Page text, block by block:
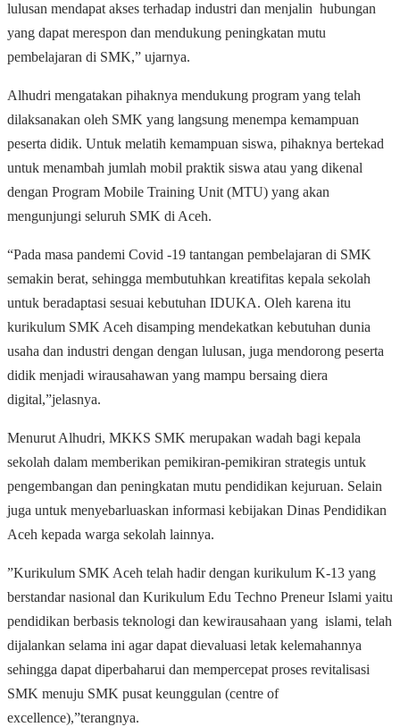
lulusan mendapat akses terhadap industri dan menjalin hubungan
yang dapat merespon dan mendukung peningkatan mutu
pembelajaran di SMK,” ujarnya.
Alhudri mengatakan pihaknya mendukung program yang telah
dilaksanakan oleh SMK yang langsung menempa kemampuan
peserta didik. Untuk melatih kemampuan siswa, pihaknya bertekad
untuk menambah jumlah mobil praktik siswa atau yang dikenal
dengan Program Mobile Training Unit (MTU) yang akan
mengunjungi seluruh SMK di Aceh.
“Pada masa pandemi Covid -19 tantangan pembelajaran di SMK
semakin berat, sehingga membutuhkan kreatifitas kepala sekolah
untuk beradaptasi sesuai kebutuhan IDUKA. Oleh karena itu
kurikulum SMK Aceh disamping mendekatkan kebutuhan dunia
usaha dan industri dengan dengan lulusan, juga mendorong peserta
didik menjadi wirausahawan yang mampu bersaing diera
digital,”jelasnya.
Menurut Alhudri, MKKS SMK merupakan wadah bagi kepala
sekolah dalam memberikan pemikiran-pemikiran strategis untuk
pengembangan dan peningkatan mutu pendidikan kejuruan. Selain
juga untuk menyebarluaskan informasi kebijakan Dinas Pendidikan
Aceh kepada warga sekolah lainnya.
”Kurikulum SMK Aceh telah hadir dengan kurikulum K-13 yang
berstandar nasional dan Kurikulum Edu Techno Preneur Islami yaitu
pendidikan berbasis teknologi dan kewirausahaan yang islami, telah
dijalankan selama ini agar dapat dievaluasi letak kelemahannya
sehingga dapat diperbaharui dan mempercepat proses revitalisasi
SMK menuju SMK pusat keunggulan (centre of
excellence),”terangnya.